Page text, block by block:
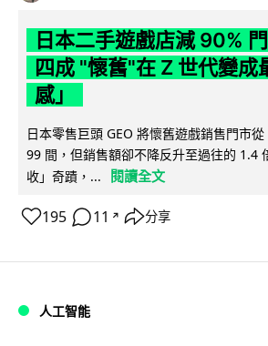
日本二手遊戲店減 90%
四成 "懷舊"在 Z 世代變成
感」
日本零售巨頭 GEO 將懷舊遊戲銷售門市
99 間，但銷售額卻不降反升至過往的 1.4
收」奇蹟，...
閱讀全文
195 11 ↗ 分享
人工智能